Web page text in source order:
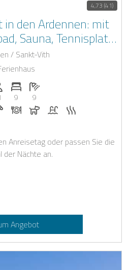
4,73 (41)
in den Ardennen: mit
Sauna, Tennisplatz
zum Genießen.
/ Sankt-Vith
Anzahl der Personen: 21
Anzahl der Schlafzimmer: 9
9
Anzahl der Badezimmer: 9
9
auf Anfrage
auf Anfrage
Frühstück bei Casapilot buchbar
Abendessen auf Anfrage
Hunde erlaubt
Pool
Anreisetag oder passen Sie die
der Nächte an.
Angebot